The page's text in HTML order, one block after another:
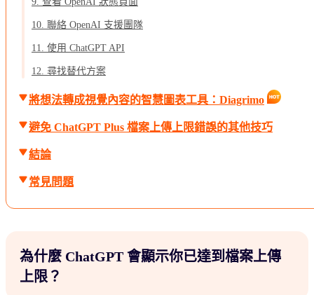
10. 聯絡 OpenAI 支援團隊
11. 使用 ChatGPT API
12. 尋找替代方案
將想法轉成視覺內容的智慧圖表工具：Diagrimo
避免 ChatGPT Plus 檔案上傳上限錯誤的其他技巧
結論
常見問題
為什麼 ChatGPT 會顯示你已達到檔案上傳
上限？